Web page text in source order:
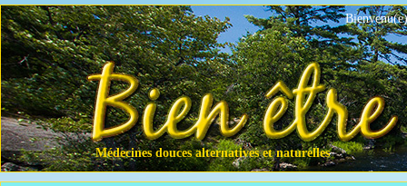
Médecines douces alternatives et naturelles